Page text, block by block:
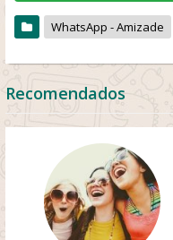
WhatsApp - Amizade
Recomendados